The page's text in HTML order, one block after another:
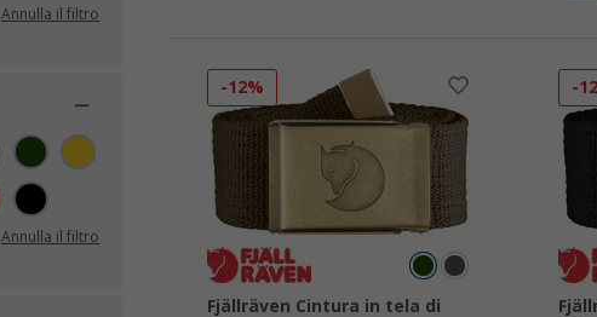
Annulla il filtro
Annulla il filtro
-12%
Fjällräven Cintura in tela di
-